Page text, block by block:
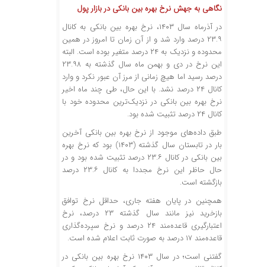
نگاهی به جهش نرخ بهره بین بانکی در بازار پول
در آذرماه سال ۱۴۰۳، نرخ بهره بین بانکی به کانال
۲۳.۹ درصد وارد شد و از آن زمان تا امروز در همین
محدوده و نزدیک به ۲۴ درصد متغیر بوده است. البته
این نرخ در دی و بهمن ماه سال گذشته به ۲۳.۹۸
درصد رسید اما هیچ زمانی از مرز آن عبور نکرد و وارد
کانال ۲۴ درصد نشد. با این حال، طی چند ماه اخیر
نرخ بهره بین بانکی در نزدیک‌ترین محدوده خود با
کانال ۲۴ درصد تثبیت شده بود.
طبق داده‌های موجود از نرخ بهره بین بانکی آخرین
بار در تابستان سال گذشته (۱۴۰۳) بود که نرخ بهره
بین بانکی در کانال ۲۳.۶ درصد تثبیت شده بود و در
حال حاظر این نرخ مجددا به کانال ۲۳.۶ درصد
بازگشته است.
همچنین در پایان هفته جاری، حداقل نرخ توافق
بازخرید نیز مانند سال گذشته ۲۳ درصد، نرخ
اعتبارگیری قاعده‌مند ۲۴ درصد و نرخ سپرده‌گذاری
قاعده‌مند ۱۷ درصد به صورت ثابت اعلام شده است.
گفتنی است؛ در سال ۱۴۰۳ نرخ بهره بین بانکی در